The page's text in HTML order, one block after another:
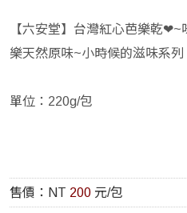
【六安堂】台灣紅心芭樂乾
樂天然原味~小時候的滋味系列
單位：220g/包
嚴選臺灣紅心芭樂
售價：NT 200 元/包